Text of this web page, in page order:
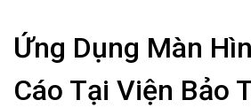
Ứng Dụng Màn
Cáo Tại Viện Bảo